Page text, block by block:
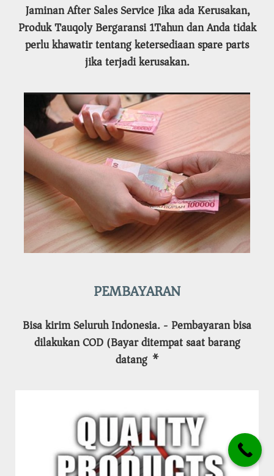
Jaminan After Sales Service Jika ada Kerusakan,
Produk Tauqoly Bergaransi 1Tahun dan Anda tidak
perlu khawatir tentang ketersediaan spare parts
jika terjadi kerusakan.
PEMBAYARAN
Bisa kirim Seluruh Indonesia. - Pembayaran bisa
dilakukan COD (Bayar ditempat saat barang
datang)*